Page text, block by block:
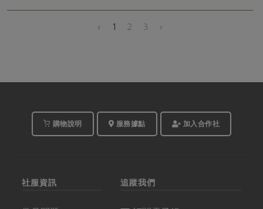
‹ 1 2 3 ›
購物說明 服務據點 加入合作社
社服資訊 追蹤我們